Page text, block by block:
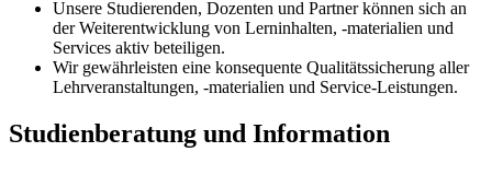
Unsere Studierenden, Dozenten und Partner können sich an
der Weiterentwicklung von Lerninhalten, -materialien und
Services aktiv beteiligen.
Wir gewährleisten eine konsequente Qualitätssicherung aller
Lehrveranstaltungen, -materialien und Service-Leistungen.
Studienberatung und Information